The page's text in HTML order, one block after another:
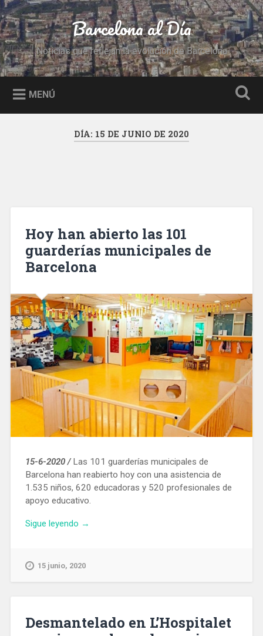
Saltar
al
contenido
Buscar Barcelona al Día
Noticias que reflejan la evolución de Barcelona
MENÚ
DÍA: 15 DE JUNIO DE 2020
Hoy han abierto las 101
guarderías municipales de
Barcelona
15-6-2020 /Las 101 guarderías municipales de
Barcelona han reabierto hoy con una asistencia de
1.535 niños, 620 educadoras y 520 profesionales de
apoyo educativo.
Sigue leyendo «Hoy
las
Barcelona»
→
15 junio, 2020
Desmantelado en L’Hospitalet